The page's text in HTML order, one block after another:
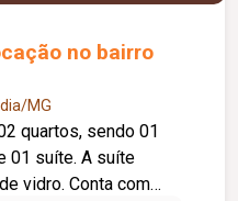
no bairro
MG
quartos, sendo 01
01 suíte. A suíte
vidro. Conta com